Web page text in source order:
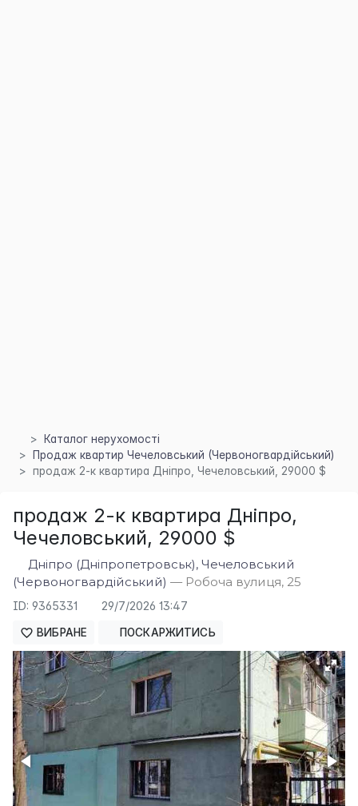
Каталог нерухомості
Продаж квартир Чечеловський (Червоногвардійський)
продаж 2-к квартира Дніпро, Чечеловський, 29000 $
продаж 2-к квартира Дніпро,
Чечеловський, 29000 $
Дніпро (Дніпропетровськ), Чечеловський
(Червоногвардійський) — Робоча вулиця, 25
ID: 9365331 29/7/2026 13:47
ВИБРАНЕ ПОСКАРЖИТИСЬ
×